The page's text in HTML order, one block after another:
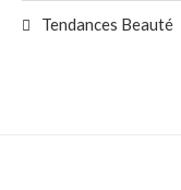
Tendances Beauté